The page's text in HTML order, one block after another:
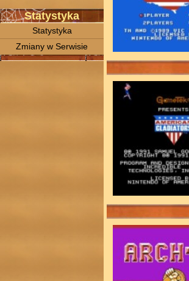
Statystyka
Statystyka
Zmiany w Serwisie